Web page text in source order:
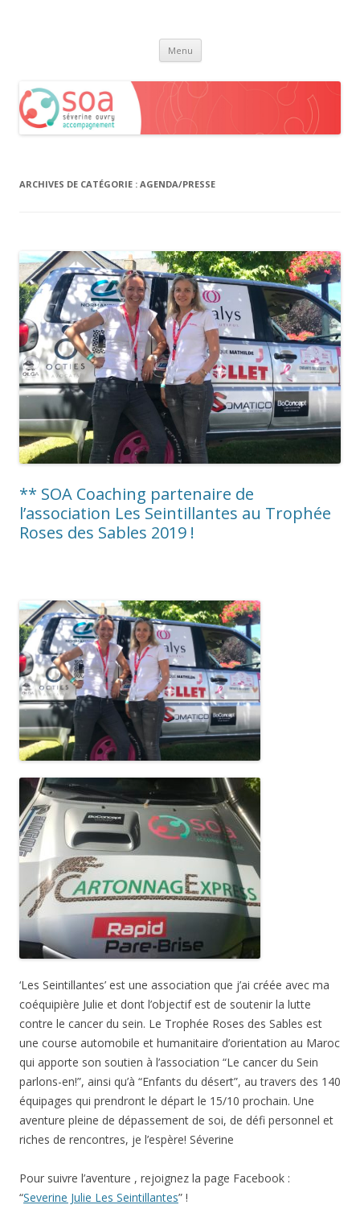
Menu Aller
contenu
ARCHIVES DE CATÉGORIE : AGENDA/PRESSE
** SOA Coaching partenaire de
l’association Les Seintillantes au Trophée
Roses des Sables 2019 !
‘Les Seintillantes’ est une association que j’ai créée avec ma
coéquipière Julie et dont l’objectif est de soutenir la lutte
contre le cancer du sein. Le Trophée Roses des Sables est
une course automobile et humanitaire d’orientation au Maroc
qui apporte son soutien à l’association “Le cancer du Sein
parlons-en!”, ainsi qu’à “Enfants du désert”, au travers des 140
équipages qui prendront le départ le 15/10 prochain. Une
aventure pleine de dépassement de soi, de défi personnel et
riches de rencontres, je l’espère! Séverine
Pour suivre l’aventure , rejoignez la page Facebook :
“Severine Julie Les Seintillantes” !